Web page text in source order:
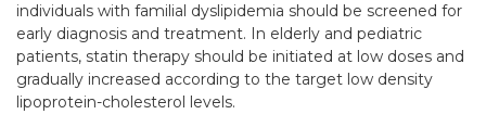
individuals with familial dyslipidemia should be screened for
early diagnosis and treatment. In elderly and pediatric
patients, statin therapy should be initiated at low doses and
gradually increased according to the target low density
lipoprotein-cholesterol levels.